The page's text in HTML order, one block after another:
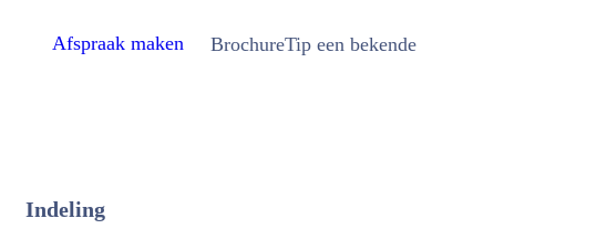
Afspraak maken BrochureTip een bekende
Indeling